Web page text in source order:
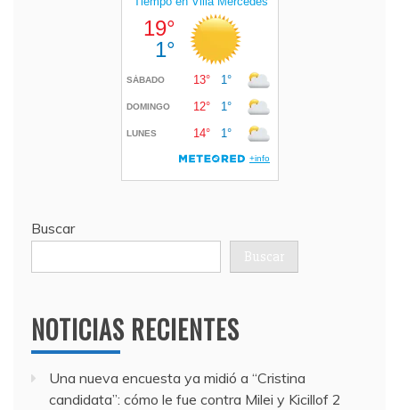
Buscar
Buscar
NOTICIAS RECIENTES
Una nueva encuesta ya midió a “Cristina
candidata”: cómo le fue contra Milei y Kicillof 2